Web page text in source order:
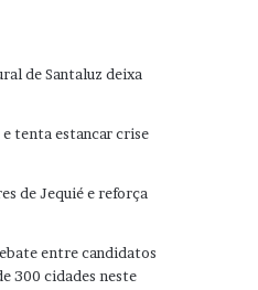
de Santaluz deixa
tenta estancar crise
de Jequié e reforça
entre candidatos
300 cidades neste